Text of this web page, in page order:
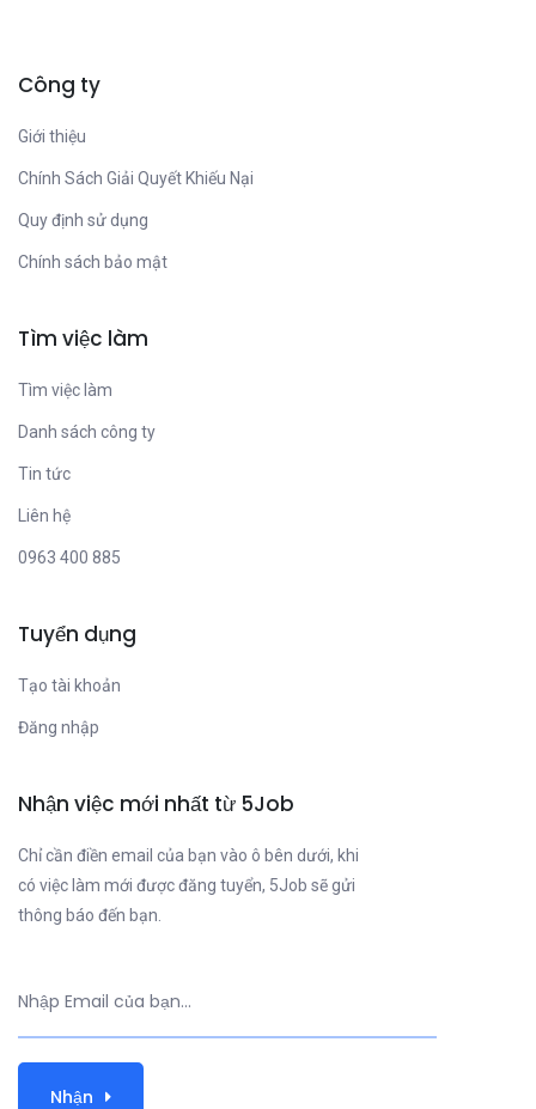
Công ty
Giới thiệu
Chính Sách Giải Quyết Khiếu Nại
Quy định sử dụng
Chính sách bảo mật
Tìm việc làm
Tìm việc làm
Danh sách công ty
Tin tức
Liên hệ
0963 400 885
Tuyển dụng
Tạo tài khoản
Đăng nhập
Nhận việc mới nhất từ 5Job
Chỉ cần điền email của bạn vào ô bên dưới, khi
có việc làm mới được đăng tuyển, 5Job sẽ gửi
thông báo đến bạn.
Nhận